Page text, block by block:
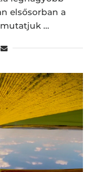
elsősorban a
…